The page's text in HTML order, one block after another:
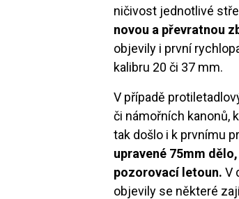
ničivost jednotlivé
novou a převratnou
objevily i první
kalibru 20 či 37 mm.
V případě
či námořních kanonů,
tak došlo i k prvnímu
upravené 75mm
pozorovací letoun. V
objevily se některé